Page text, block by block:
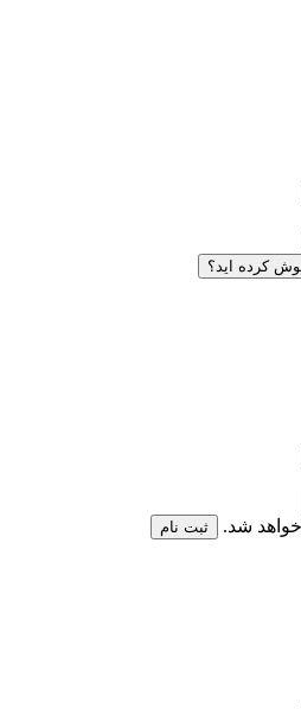
کرده اید؟
خواهد شد. ثبت نام